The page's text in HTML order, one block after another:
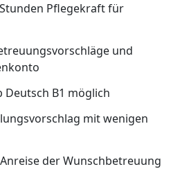
Pflegekraft für
und
B1 möglich
mit wenigen
der Wunschbetreuung